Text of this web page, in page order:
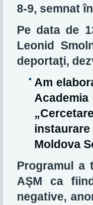
8-9, semnat
Pe data de
Leonid
deportaţi,
Am
Moldova
Programul a
AŞM ca
negative,